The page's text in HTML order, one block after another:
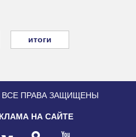
итоги
ВСЕ ПРАВА ЗАЩИЩЕНЫ
НА САЙТЕ